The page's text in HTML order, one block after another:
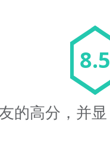
8.5
的高分，并显